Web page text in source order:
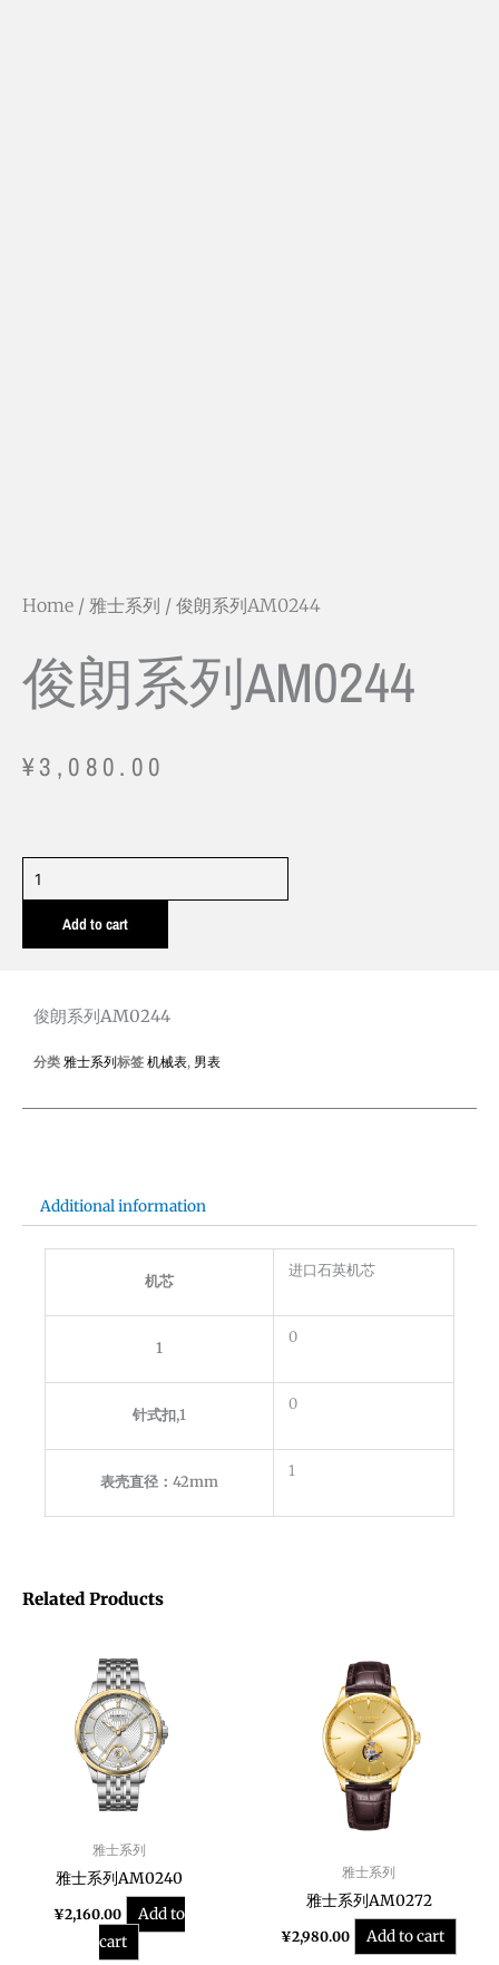
Home / 雅士系列 / 俊朗系列AM0244
俊朗系列AM0244
¥3,080.00
朗
列
quantity
Add to cart
俊朗系列AM0244
分类 雅士系列标签 机械表, 男表
Additional information
机芯
进口石英机芯
1
0
针式扣,1
0
表壳直径：42mm
1
Related Products
雅士系列
雅士系列AM0240
¥2,160.00
Add to
cart
雅士系列
雅士系列AM0272
¥2,980.00 Add to cart